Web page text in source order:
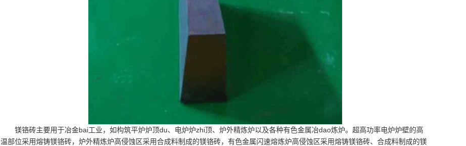
镁铬砖主要用于冶金bai工业，如构筑平炉炉顶du、电炉炉zhi顶、炉外精炼炉以及各种有色金属冶dao炼炉。超高功率电炉炉壁的高
温部位采用熔铸镁铬砖，炉外精炼炉高侵蚀区采用合成料制成的镁铬砖，有色金属闪速熔炼炉高侵蚀区采用熔铸镁铬砖、合成料制成的镁